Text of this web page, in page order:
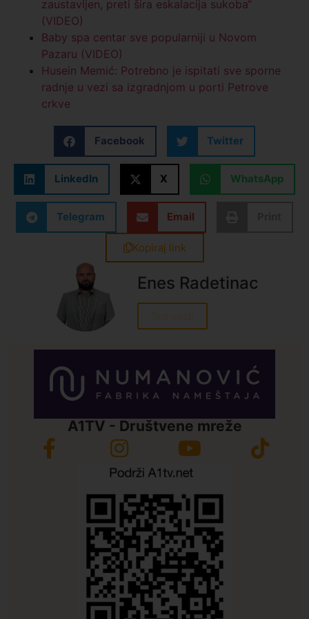
zaustavljen, preti šira eskalacija sukoba“
(VIDEO)
Baby spa centar sve popularniji u Novom
Pazaru (VIDEO)
Husein Memić: Potrebno je ispitati sve sporne
radnje u vezi sa izgradnjom u porti Petrove
crkve
Facebook Twitter
LinkedIn X WhatsApp
Telegram Email
Kopiraj link
Enes Radetinac
Sve vesti
A1TV - Društvene mreže